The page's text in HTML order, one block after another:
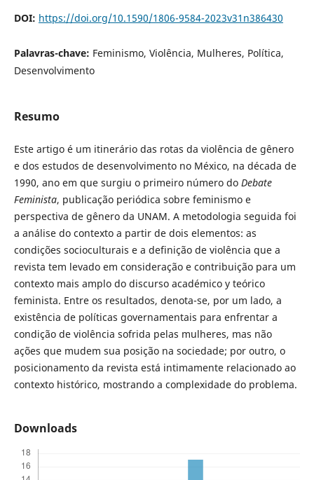
DOI: https://doi.org/10.1590/1806-9584-2023v31n386430
Palavras-chave: Feminismo, Violência, Mulheres, Política,
Desenvolvimento
Resumo
Este artigo é um itinerário das rotas da violência de gênero
e dos estudos de desenvolvimento no México, na década de
1990, ano em que surgiu o primeiro número do Debate
Feminista, publicação periódica sobre feminismo e
perspectiva de gênero da UNAM. A metodologia seguida foi
a análise do contexto a partir de dois elementos: as
condições socioculturais e a definição de violência que a
revista tem levado em consideração e contribuição para um
contexto mais amplo do discurso académico y teórico
feminista. Entre os resultados, denota-se, por um lado, a
existência de políticas governamentais para enfrentar a
condição de violência sofrida pelas mulheres, mas não
ações que mudem sua posição na sociedade; por outro, o
posicionamento da revista está intimamente relacionado ao
contexto histórico, mostrando a complexidade do problema.
Downloads